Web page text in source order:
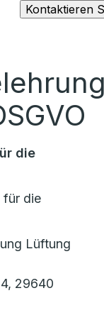
Kontaktieren
die
für die
Lüftung